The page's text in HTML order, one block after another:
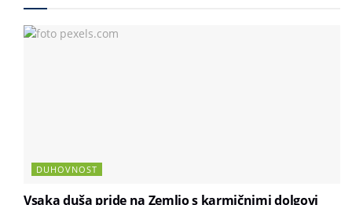
DUHOVNOST
Vsaka duša pride na Zemljo s karmičnimi dolgovi